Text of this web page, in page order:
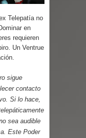
Telepatía no
en
requieren
Un Ventrue
sigue
contacto
Si lo hace,
sea audible
Este Poder